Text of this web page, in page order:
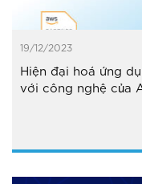
19/12/2023
Hiện đại hoá ứng
với công nghệ của